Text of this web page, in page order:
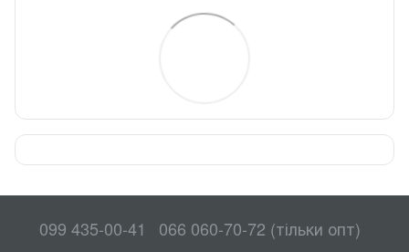
099 435-00-41 066 060-70-72 (тільки опт)